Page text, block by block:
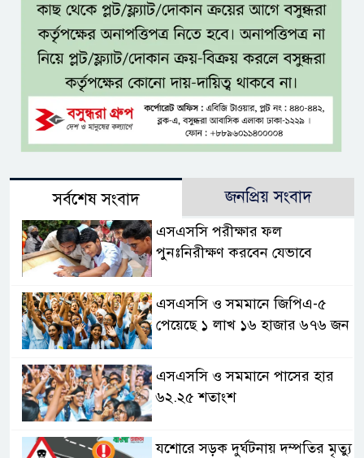
সর্বশেষ সংবাদ জনপ্রিয় সংবাদ
এসএসসি পরীক্ষার ফল
পুনঃনিরীক্ষণ করবেন যেভাবে
এসএসসি ও সমমানে জিপিএ-৫
পেয়েছে ১ লাখ ১৬ হাজার ৬৭৬ জন
এসএসসি ও সমমানে পাসের হার
৬২.২৫ শতাংশ
যশোরে সড়ক দুর্ঘটনায় দম্পতির মৃত্যু